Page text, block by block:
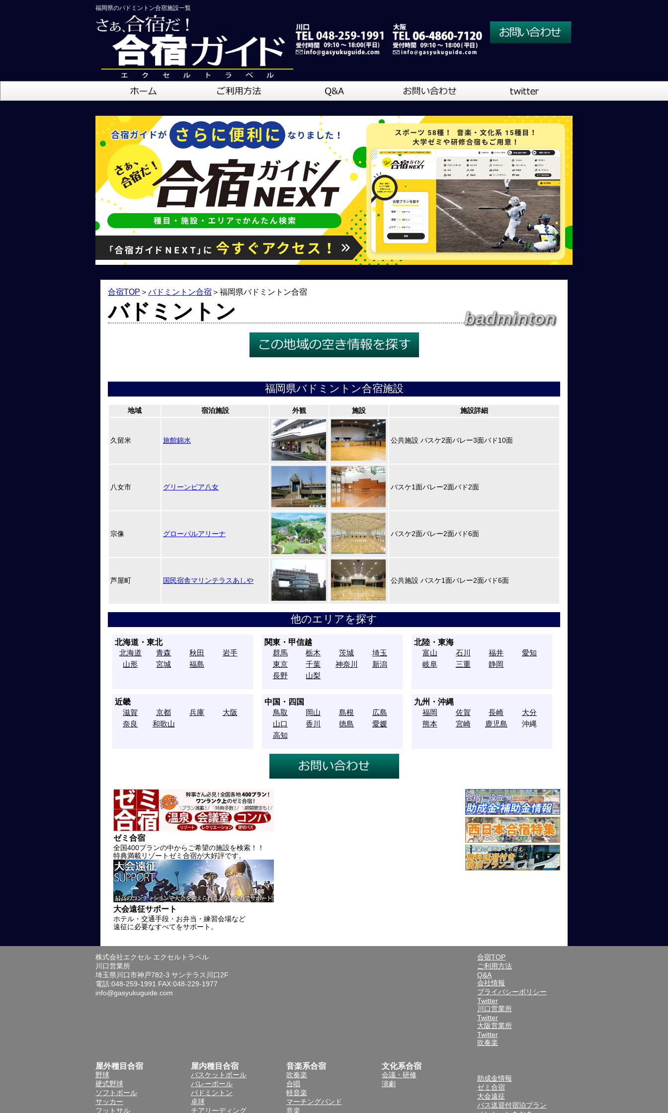
福岡県のバドミントン合宿施設一覧
大阪営業所
吹奏楽
合宿TOP ＞ バドミントン合宿 ＞ 福岡県バドミントン合宿
バドミントン badminton
福岡県バドミントン合宿施設
地域 宿泊施設 外観 施設 施設詳細
久留米 旅館錦水 公共施設 バスケ2面バレー3面バド10面
八女市 グリーンピア八女 バスケ1面バレー2面バド2面
宗像 グローバルアリーナ バスケ2面バレー2面バド6面
芦屋町 国民宿舎マリンテラスあしや 公共施設 バスケ1面バレー2面バド6面
他のエリアを探す
北海道・東北
北海道 青森 秋田
岩手
山形
宮城 福島
関東・甲信越
群馬 栃木 茨城
埼玉
東京
千葉 神奈川
新潟
長野
山梨
北陸・東海
富山 石川 福井
愛知
岐阜
三重 静岡
近畿
滋賀 京都 兵庫
大阪
奈良
和歌山
中国・四国
鳥取 岡山 島根
広島
山口
香川 徳島
愛媛
高知
九州・沖縄
福岡 佐賀 長崎
大分
熊本
宮崎 鹿児島 沖縄
ゼミ合宿
全国400プランの中からご希望の施設を検索！！
特典満載リゾートゼミ合宿が大好評です。
大会遠征サポート
ホテル・交通手段・お弁当・練習会場など
遠征に必要なすべてをサポート。
株式会社エクセル エクセルトラベル
川口営業所
埼玉県川口市神戸782-3 サンテラス川口2F
電話:048-259-1991 FAX:048-229-1977
info@gasyukuguide.com
合宿TOP
ご利用方法
Q&A
会社情報
プライバシーポリシー
Twitter
川口営業所
Twitter
大阪営業所
Twitter
吹奏楽
屋外種目合宿
野球
硬式野球
ソフトボール
サッカー
フットサル
屋内種目合宿
バスケットボール
バレーボール
バドミントン
卓球
チアリーディング
音楽系合宿
吹奏楽
合唱
軽音楽
マーチングバンド
音楽
文化系合宿
会議・研修
演劇
助成金情報
ゼミ合宿
大会遠征
バス送迎付宿泊プラン